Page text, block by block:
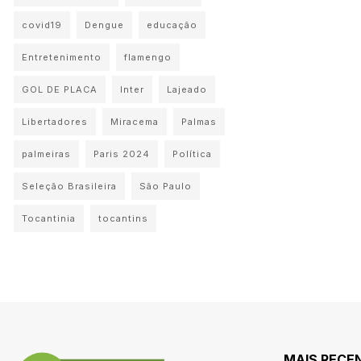
covid19 Dengue educação
Entretenimento flamengo
GOL DE PLACA Inter Lajeado
Libertadores Miracema Palmas
palmeiras Paris 2024 Política
Seleção Brasileira São Paulo
Tocantinia tocantins